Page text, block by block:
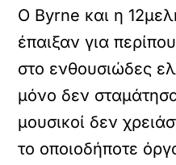
Ο Byrne και η
έπαιξαν για
στο ενθουσιώδες
μόνο δεν
μουσικοί δεν
το οποιοδήποτε